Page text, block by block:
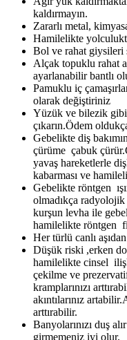
kaldırmayın.
Zararlı metal,
Hamilelikte
Bol ve rahat giysileri
Alçak topuklu rahat
ayarlanabilir bantlı
Pamuklu iç
olarak değiştiriniz
Yüzük ve bilezik gibi
çıkarın.Ödem
Gebelikte diş
çürüme çabuk
yavaş hareketlerle
kabarması ve
Gebelikte röntgen
olmadıkça radyolojik
kurşun levha ile
hamilelikte röntgen
Her türlü canlı aşıdan
Düşük riski ,erken
hamilelikte cinsel
çekilme ve
kramplarınızı
akıntılarınız
arttırabilir.
Banyolarınızı duş
girmemeniz iyi olur.